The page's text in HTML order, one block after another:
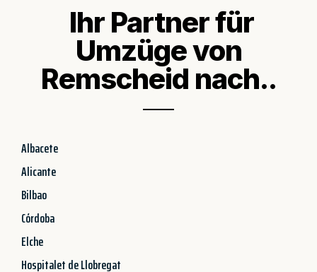
Ihr Partner für
Umzüge von
Remscheid nach..
Albacete
Alicante
Bilbao
Córdoba
Elche
Hospitalet de Llobregat